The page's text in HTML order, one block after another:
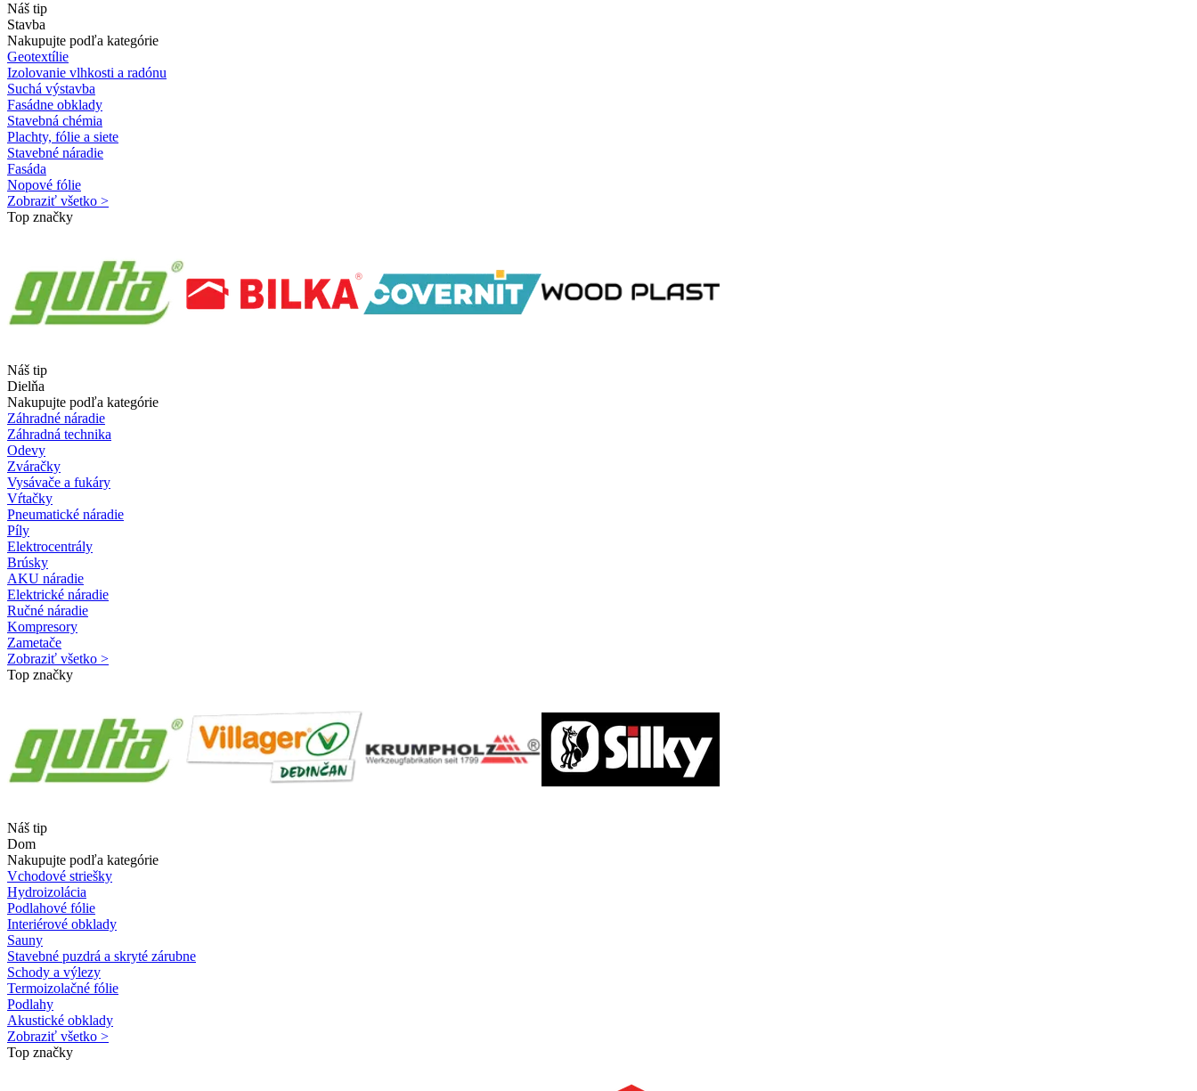
Náš tip
Stavba
Nakupujte podľa kategórie
Geotextílie
Izolovanie vlhkosti a radónu
Suchá výstavba
Fasádne obklady
Stavebná chémia
Plachty, fólie a siete
Stavebné náradie
Fasáda
Nopové fólie
Zobraziť všetko >
Top značky
Náš tip
Dielňa
Nakupujte podľa kategórie
Záhradné náradie
Záhradná technika
Odevy
Zváračky
Vysávače a fukáry
Vŕtačky
Pneumatické náradie
Píly
Elektrocentrály
Brúsky
AKU náradie
Elektrické náradie
Ručné náradie
Kompresory
Zametače
Zobraziť všetko >
Top značky
Náš tip
Dom
Nakupujte podľa kategórie
Vchodové striešky
Hydroizolácia
Podlahové fólie
Interiérové obklady
Sauny
Stavebné puzdrá a skryté zárubne
Schody a výlezy
Termoizolačné fólie
Podlahy
Akustické obklady
Zobraziť všetko >
Top značky